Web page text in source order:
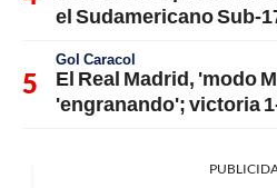
el Sudamericano Sub-
Gol Caracol
El Real Madrid, 'modo
'engranando'; victoria